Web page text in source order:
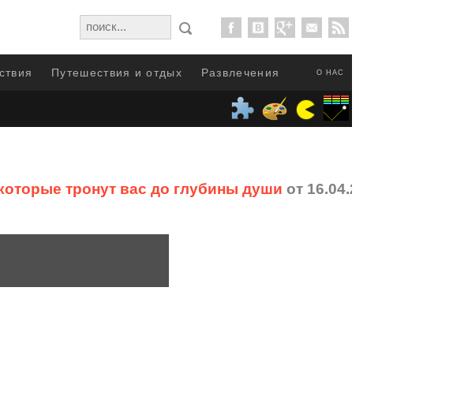
О НАС
Путешествия и отдых Развлечения
тронут вас до глубины души от 16.04.2017